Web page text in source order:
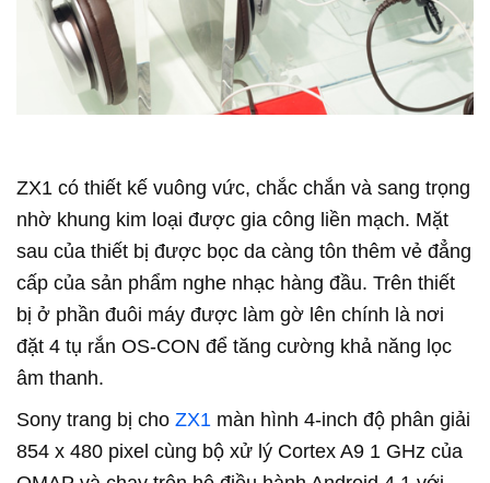
ZX1 có thiết kế vuông vức, chắc chắn và sang trọng
nhờ khung kim loại được gia công liền mạch. Mặt
sau của thiết bị được bọc da càng tôn thêm vẻ đẳng
cấp của sản phẩm nghe nhạc hàng đầu. Trên thiết
bị ở phần đuôi máy được làm gờ lên chính là nơi
đặt 4 tụ rắn OS-CON để tăng cường khả năng lọc
âm thanh.
Sony trang bị cho ZX1 màn hình 4-inch độ phân giải
854 x 480 pixel cùng bộ xử lý Cortex A9 1 GHz của